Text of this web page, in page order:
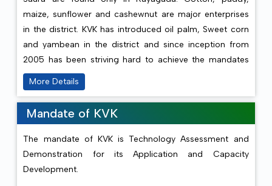
Village Dambasara, block- Gunupur
11.10.2025‘KISAN SAMMELAN’ & Live Streaming
Programme of Hon’ble PM (PM- DDKY)
organized by KVK, Rayagada at KVK campus,
FPCL Gunupur campus and MLUPCL campus
simultaneously.
02.10.2025Swachhta Hi Seva (SHS) activities
have been conducted in different locations of
Rayagada district. Awareness on swachhata
about cleanliness, sanitation and hygiene
maize, sunflower and cashewnut are major enterprises
in the district. KVK has introduced oil palm, Sweet corn
and yambean in the district and since inception from
2005 has been striving hard to achieve the mandates
under the aegis of Odisha University of Agriculture and
Technologies. Production and productivity of different
crops like paddy, vegetable, cotton, maize and
sunflower increased due to FLD, OFT, field day and
capacity building programme conducted by KVK. It is
needless to highlight the impact of Kisan mela,
exhibitions, field days and literature published which has
More Details
Mandate of KVK
The mandate of KVK is Technology Assessment and
Demonstration for its Application and Capacity
Development.